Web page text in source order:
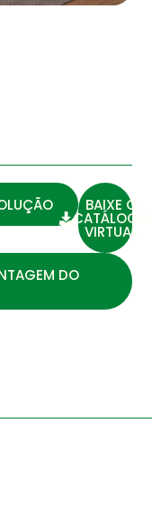
BAIXE O
CATÁLOGO
VIRTUAL
DO